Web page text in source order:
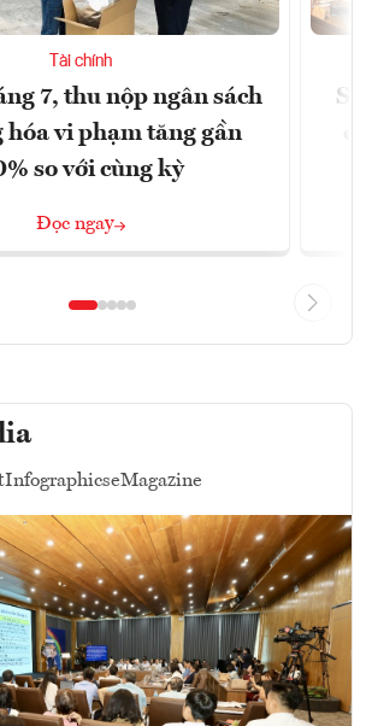
Tài chính
7, thu nộp ngân sách
hóa vi phạm tăng gần
so với cùng kỳ
Đọc ngay
InfographicseMagazine